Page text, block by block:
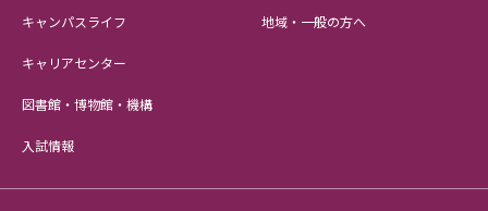
キャンパスライフ
キャリアセンター
図書館・博物館・機構
入試情報
地域・一般の方へ